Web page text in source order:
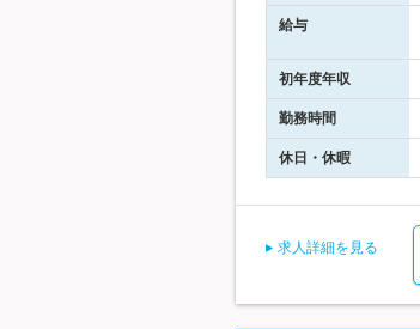
給与
初年度年収
勤務時間
休日・休暇
求人詳細を見る